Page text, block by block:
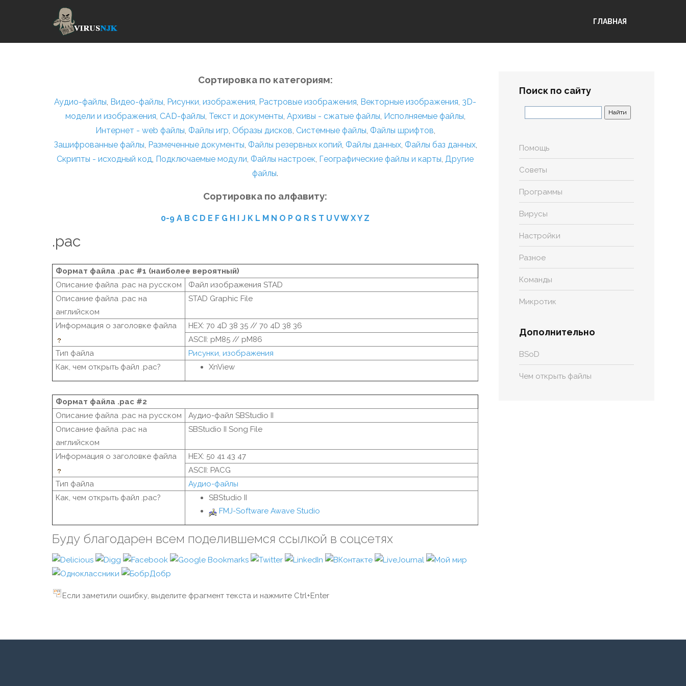
ГЛАВНАЯ
Сортировка по категориям:
Аудио-файлы, Видео-файлы, Рисунки, изображения, Растровые изображения, Векторные изображения, 3D-
модели и изображения, CAD-файлы, Текст и документы, Архивы - сжатые файлы, Исполняемые файлы,
Интернет - web файлы, Файлы игр, Образы дисков, Системные файлы, Файлы шрифтов,
Зашифрованные файлы, Размеченные документы, Файлы резервных копий, Файлы данных, Файлы баз данных,
Скрипты - исходный код, Подключаемые модули, Файлы настроек, Географические файлы и карты, Другие
файлы.
Сортировка по алфавиту:
0-9 A B C D E F G H I J K L M N O P Q R S T U VW XY Z
.pac
Формат файла .pac #1 (наиболее вероятный)
Описание файла .pac на русском
Файл изображения STAD
Описание файла .pac на
английском
STAD Graphic File
Информация о заголовке файла
HEX: 70 4D 38 35 // 70 4D 38 36
ASCII: pM85 // pM86
Тип файла
Рисунки, изображения
Как, чем открыть файл .pac?
XnView
Формат файла .pac #2
Описание файла .pac на русском
Аудио-файл SBStudio II
Описание файла .pac на
английском
SBStudio II Song File
Информация о заголовке файла
HEX: 50 41 43 47
ASCII: PACG
Тип файла
Аудио-файлы
Как, чем открыть файл .pac?
SBStudio II
FMJ-Software Awave Studio
Буду благодарен всем поделившемся ссылкой в соцсетях
Если заметили ошибку, выделите фрагмент текста и нажмите Ctrl+Enter
Поиск по сайту
Помощь
Советы
Программы
Вирусы
Настройки
Разное
Команды
Микротик
Дополнительно
BSoD
Чем открыть файлы